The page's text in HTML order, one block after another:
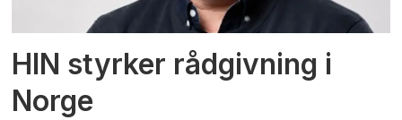
HIN styrker rådgivning i
Norge